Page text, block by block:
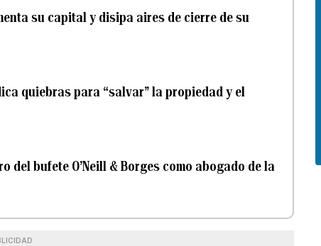
su capital y disipa aires de cierre de su
quiebras para “salvar” la propiedad y el
del bufete O’Neill & Borges como abogado de la